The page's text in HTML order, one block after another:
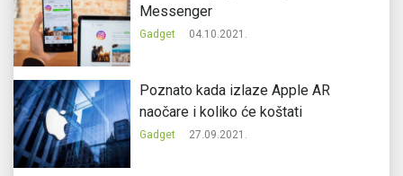
Messenger
Gadget 04.10.2021.
Poznato kada izlaze Apple AR
naočare i koliko će koštati
Gadget 27.09.2021.